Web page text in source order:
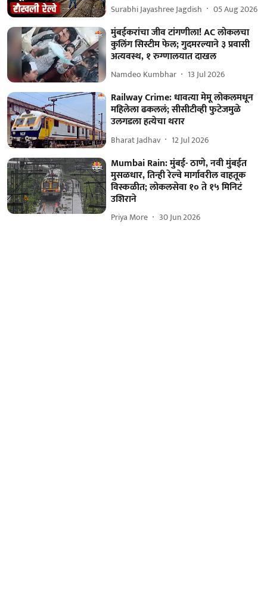
Surabhi Jayashree Jagdish 05 Aug 2026
मुंबईकरांचा जीव टांगणीला! AC लोकलचा
कुलिंग सिस्टीम फेल; गुदमरल्याने ३ प्रवासी
अत्यवस्थ, १ रुग्णालयात दाखल
Namdeo Kumbhar 13 Jul 2026
Railway Crime: धावत्या मेमू लोकलमधून
महिलेला ढकललं; सीसीटीव्ही फुटेजमुळे
उलगडला हत्येचा थरार
Bharat Jadhav 12 Jul 2026
Mumbai Rain: मुंबई- ठाणे, नवी मुंबईत
मुसळधार, तिन्ही रेल्वे मार्गावरील वाहतूक
विस्कळीत; लोकलसेवा १० ते १५ मिनिटं
उशिराने
Priya More 30 Jun 2026